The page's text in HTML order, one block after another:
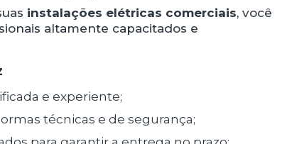
instalações elétricas comerciais, você
altamente capacitados e
e experiente;
técnicas e de segurança;